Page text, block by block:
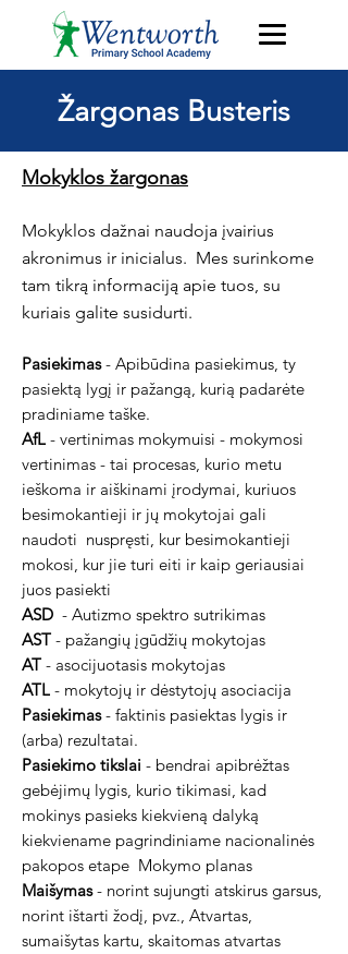
Žargonas Busteris
Mokyklos žargonas
Mokyklos dažnai naudoja įvairius
akronimus ir inicialus. Mes surinkome
tam tikrą informaciją apie tuos, su
kuriais galite susidurti.
Pasiekimas- Apibūdina pasiekimus, ty
pasiektą lygį ir pažangą, kurią padarėte
pradiniame taške.
AfL - vertinimas mokymuisi - mokymosi
vertinimas - tai procesas, kurio metu
ieškoma ir aiškinami įrodymai, kuriuos
besimokantieji ir jų mokytojai gali
naudoti nuspręsti, kur besimokantieji
mokosi, kur jie turi eiti ir kaip geriausiai
juos pasiekti
ASD - Autizmo spektro sutrikimas
AST - pažangių įgūdžių mokytojas
AT - asocijuotasis mokytojas
ATL - mokytojų ir dėstytojų asociacija
Pasiekimas- faktinis pasiektas lygis ir
(arba) rezultatai.
Pasiekimo tikslai - bendrai apibrėžtas
gebėjimų lygis, kurio tikimasi, kad
mokinys pasieks kiekvieną dalyką
kiekviename pagrindiniame nacionalinės
pakopos etape Mokymo planas
Maišymas- norint sujungti atskirus garsus,
norint ištarti žodį, pvz., Atvartas,
sumaišytas kartu, skaitomas atvartas